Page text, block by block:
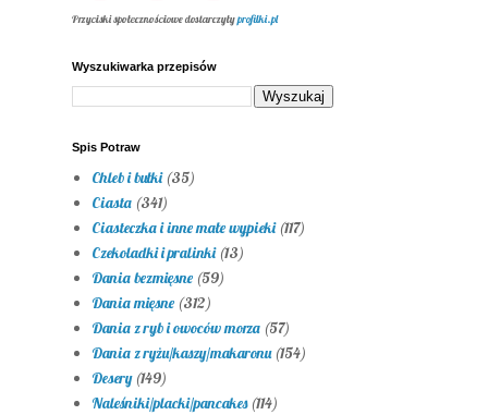
Przyciski społecznościowe dostarczyłyprofilki.pl
Wyszukiwarka przepisów
Spis Potraw
Chleb i bułki (35)
Ciasta (341)
Ciasteczka i inne małe wypieki (117)
Czekoladki i pralinki (13)
Dania bezmięsne (59)
Dania mięsne (312)
Dania z ryb i owoców morza (57)
Dania z ryżu/kaszy/makaronu (154)
Desery (149)
Naleśniki/placki/pancakes (114)